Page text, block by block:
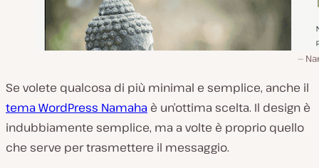
Se volete qualcosa di più minimal e semplice, anche il
tema WordPress Namaha è un’ottima scelta. Il design è
indubbiamente semplice, ma a volte è proprio quello
che serve per trasmettere il messaggio.